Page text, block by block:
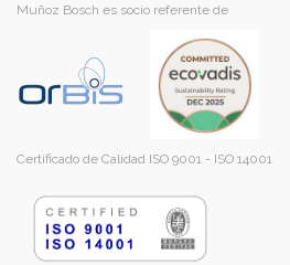
Muñoz Bosch es socio referente de
Certificado de Calidad ISO 9001 - ISO 14001